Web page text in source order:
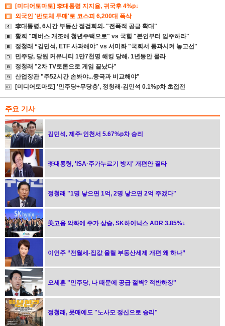
[미디어토마토] 李대통령 지지율, 귀국후 4%p↓
외국인 '반도체 투매'로 코스피 6,200대 폭삭
李대통령, 6시간 부동산 점검회의. "전폭적 공급 확대"
황희 "폐버스 개조해 청년주택으로" vs 국힘 "본인부터 입주하라"
정청래 “김민석, ETF 사과해야" vs 서미화 "국회서 통과시켜 놓고선"
민주당, 당원 커뮤니티 1만7천명 해킹 당해. 1년동안 몰라
정청래 "2차 TV토론으로 게임 끝났다"
산업장관 "주52시간 손봐야...중국과 비교해야"
[미디어토마토] '민주당+무당층', 정청래-김민석 0.1%p차 초접전
주요 기사
김민석, 제주·인천서 5.67%p차 승리
李대통령, 'ISA·주가누르기 방지' 개편안 질타
정청래 "1명 낳으면 1억, 2명 낳으면 2억 주겠다"
美고용 악화에 주가 상승, SK하이닉스 ADR 3.85%↓
이언주 “전월세-집값 올릴 부동산세제 개편 왜 하나”
오세훈 "민주당, 나 때문에 공급 절벽? 적반하장"
정청래, 뭇매에도 "노사모 정신으로 승리"